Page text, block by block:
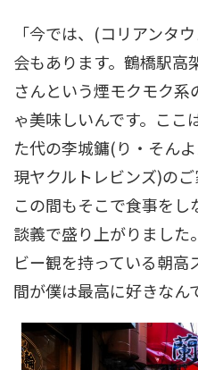
「今では、(コリアンタ
会もあります。鶴橋駅高
さんという煙モクモク
ゃ美味しいんです。ここ
た代の李城鏞(り・そん
現ヤクルトレビンズ)のご
この間もそこで食事を
談義で盛り上がりまし
ビー観を持っている朝
間が僕は最高に好きなん